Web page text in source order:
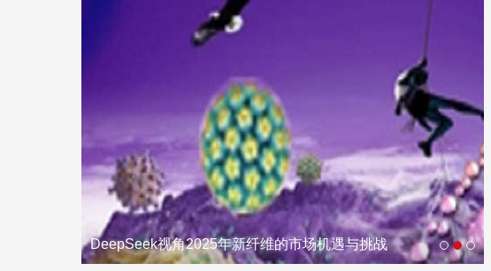
DeepSeek视角2025年新纤维的市场机遇与挑战